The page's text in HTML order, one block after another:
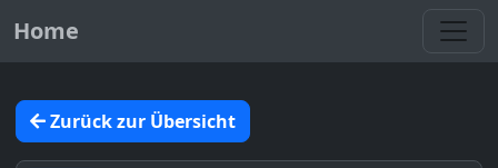
Home
Zurück zur Übersicht